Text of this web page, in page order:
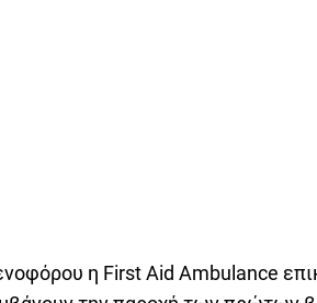
η First Aid Ambulance